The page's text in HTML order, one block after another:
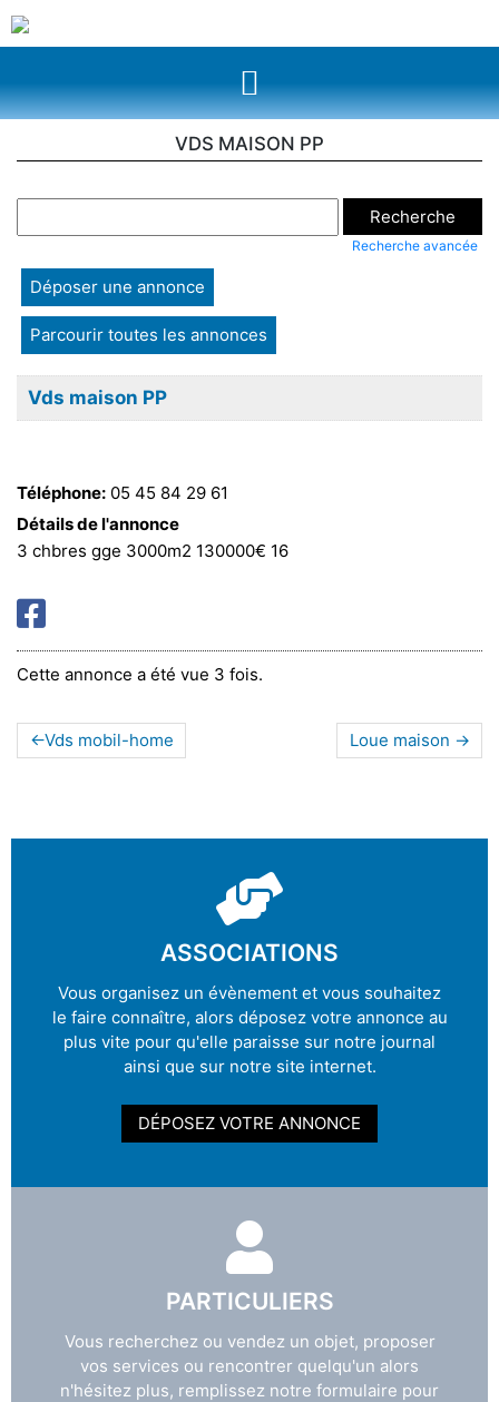
VDS MAISON PP
Recherche avancée
Déposer une annonce
Parcourir toutes les annonces
Vds maison PP
Téléphone: 05 45 84 29 61
Détails de l'annonce
3 chbres gge 3000m2 130000€ 16
Cette annonce a été vue 3 fois.
Vds mobil-home Loue maison
ASSOCIATIONS
Vous organisez un évènement et vous souhaitez
le faire connaître, alors déposez votre annonce au
plus vite pour qu'elle paraisse sur notre journal
ainsi que sur notre site internet.
DÉPOSEZ VOTRE ANNONCE
PARTICULIERS
Vous recherchez ou vendez un objet, proposer
vos services ou rencontrer quelqu'un alors
n'hésitez plus, remplissez notre formulaire pour